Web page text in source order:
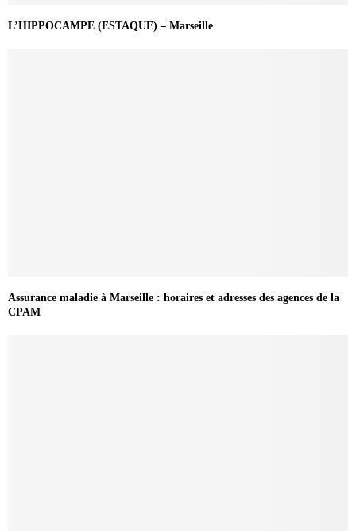
L’HIPPOCAMPE (ESTAQUE) – Marseille
Assurance maladie à Marseille : horaires et adresses des agences de la
CPAM